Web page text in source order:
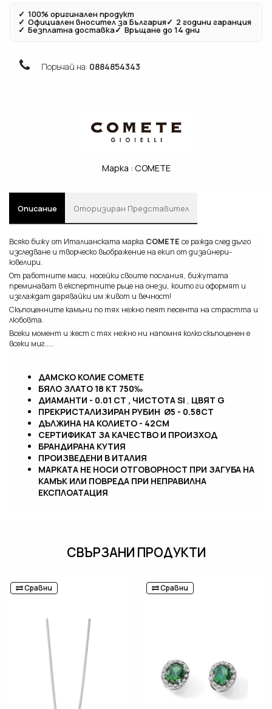
✓ 100% оригинален продукт
✓ Официален вносител за България✓ 2 години гаранция
✓ Безплатна доставка✓ Връщане до 14 дни
Поръчай на: 0884854343
Марка : COMETE
Описание Oторизиран Представител
Всяко бижу от Италиaнската марка COMETE се ражда след дълго
изследване и творческо въображение на екип от дизайнери-
ювелири.
От работните маси, носейки своите послaния, бижутата
преминават в експертните ръце на онези, които ги оформят и
изглаждат дарявайки им живот и вечност!
Скъпоценните камъни по тях нежно пеят песента на страстта и
любовта.
Всеки момент и жест с тях нежно ни напомня колко скъпоценен е
всеки миг.....
ДАМСКО КОЛИЕ COMETE
БЯЛО ЗЛАТО 18 KT 750‰
ДИАМАНТИ - 0.01 CT , ЧИСТОТАSI , ЦВЯТ G
ПРЕКРИСТАЛИЗИРАН РУБИН Ø5 - 0.58CT
ДЪЛЖИНА НА КОЛИЕТО - 42СМ
СЕРТИФИКАТ ЗА КАЧЕСТВО И ПРОИЗХОД
БРАНДИРАНА КУТИЯ
ПРОИЗВЕДЕНИ В ИТАЛИЯ
МАРКАТА НЕ НОСИ ОТГОВОРНОСТ ПРИ ЗАГУБА НА
КАМЪК ИЛИ ПОВРЕДА ПРИ НЕПРАВИЛНА
ЕКСПЛОАТАЦИЯ
СВЪРЗАНИ ПРОДУКТИ
Сравни Сравни